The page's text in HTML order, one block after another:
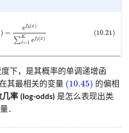
) =
efk(x)
∑K
ℓ=1 efℓ(x)
(10.21)
)∑ℓ=
下，是其概率的单调递增函
其最相关的变量 (10.45)
(10.45)
的偏相
几率 (log-odds) 是怎么表现出类
．